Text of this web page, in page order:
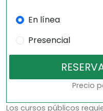
En línea
Presencial
Precio
Los cursos públicos